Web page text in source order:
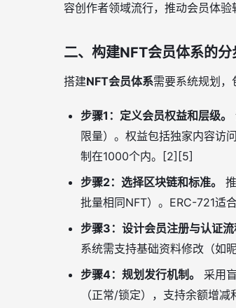
容创作者领域流行，推动会员体验
二、构建NFT会员体系的
搭建NFT会员体系需要系统规划，
步骤1：定义会员权益和层级。
限量）。权益包括独家内容访
制在1000个内。[2][5]
步骤2：选择区块链和标准。
批量相同NFT）。ERC-721适
步骤3：设计会员注册与认证流
系统需支持基础资料修改（如
步骤4：规划发行机制。
采用
（正常/锁定），支持余额增